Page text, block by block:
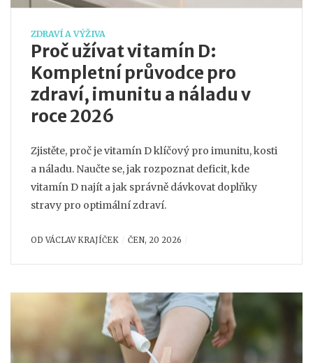
ZDRAVÍ A VÝŽIVA
Proč užívat vitamín D:
Kompletní průvodce pro
zdraví, imunitu a náladu v
roce 2026
Zjistěte, proč je vitamín D klíčový pro imunitu, kosti
a náladu. Naučte se, jak rozpoznat deficit, kde
vitamín D najít a jak správně dávkovat doplňky
stravy pro optimální zdraví.
ODVÁCLAV KRAJÍČEK ČEN, 20 2026